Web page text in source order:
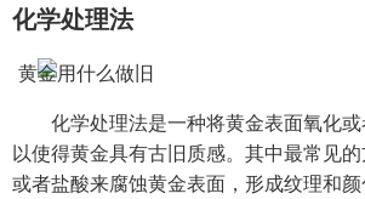
化学处理法
化学处理法是一种将黄金表面氧化
以使得黄金具有古旧质感。其中最常见
或者盐酸来腐蚀黄金表面，形成纹理和